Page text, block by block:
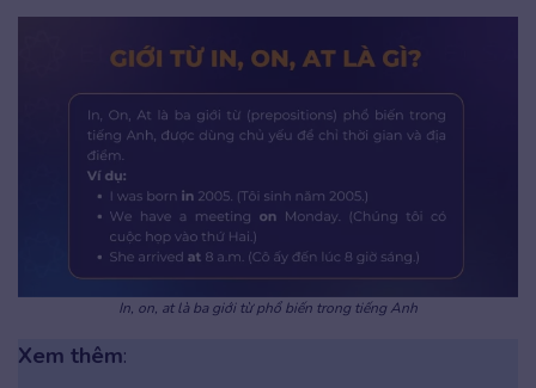
In, on, at là ba giới từ phổ biến trong tiếng Anh
Xem thêm: